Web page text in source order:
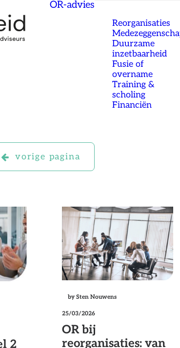
OR-advies
Reorganisaties
Duurzame
inzetbaarheid
Fusie of
overname
Training &
scholing
Financiën
vorige pagina
2
by Sten Nouwens
25/03/2026
OR bij
reorganisaties: van